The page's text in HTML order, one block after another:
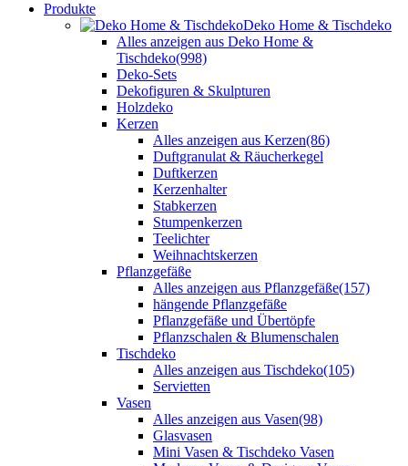
Produkte
Deko Home & Tischdeko
Alles anzeigen aus Deko Home &
Tischdeko(998)
Deko-Sets
Dekofiguren & Skulpturen
Holzdeko
Kerzen
Alles anzeigen aus Kerzen(86)
Duftgranulat & Räucherkegel
Duftkerzen
Kerzenhalter
Stabkerzen
Stumpenkerzen
Teelichter
Weihnachtskerzen
Pflanzgefäße
Alles anzeigen aus Pflanzgefäße(157)
hängende Pflanzgefäße
Pflanzgefäße und Übertöpfe
Pflanzschalen & Blumenschalen
Tischdeko
Alles anzeigen aus Tischdeko(105)
Servietten
Vasen
Alles anzeigen aus Vasen(98)
Glasvasen
Mini Vasen & Tischdeko Vasen